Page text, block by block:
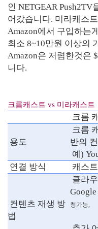
인 NETGEAR
어갔습니다. 미라캐스
Amazon에서 구입하는
최소 8~10만원 이상의
Amazon은 저렴한것은
니다.
크롬캐스트 vs 미라캐스트
크롬
용도
크롬
반의
예)
연결 방식
캐스
컨텐츠 재생 방
법
클라
청가능,